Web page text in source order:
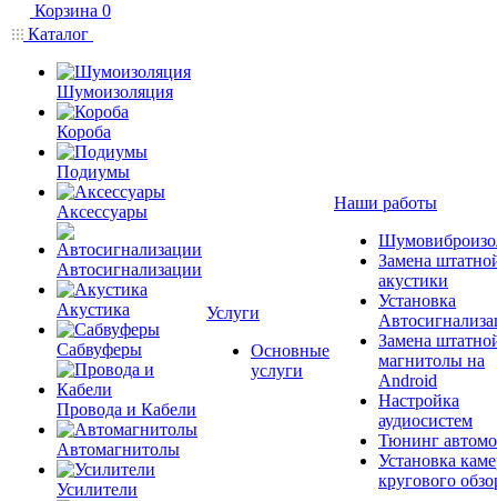
Корзина 0
Каталог
Шумоизоляция
Короба
Подиумы
Аксессуары
Автосигнализации
Акустика
Сабвуферы
Провода и Кабели
Автомагнитолы
Усилители
Услуги
Основные
услуги
Наши работы
Замена
акустики
Установка
Замена
магнитолы на
Android
Настройка
аудиосистем
Тюнинг
Установка
кругового